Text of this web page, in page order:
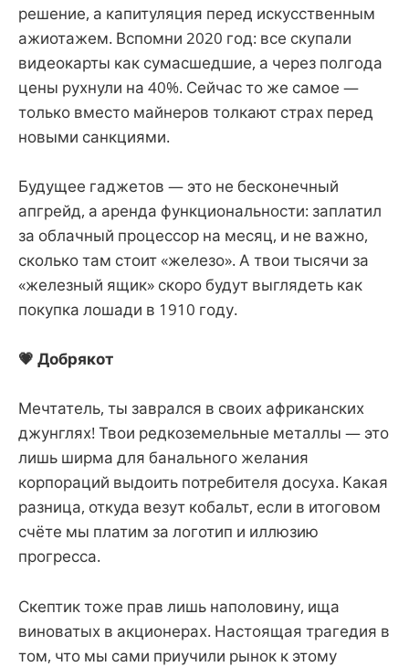
решение, а капитуляция перед искусственным
ажиотажем. Вспомни 2020 год: все скупали
видеокарты как сумасшедшие, а через полгода
цены рухнули на 40%. Сейчас то же самое —
только вместо майнеров толкают страх перед
новыми санкциями.
Будущее гаджетов — это не бесконечный
апгрейд, а аренда функциональности: заплатил
за облачный процессор на месяц, и не важно,
сколько там стоит «железо». А твои тысячи за
«железный ящик» скоро будут выглядеть как
покупка лошади в 1910 году.
💗 Добрякот
Мечтатель, ты заврался в своих африканских
джунглях! Твои редкоземельные металлы — это
лишь ширма для банального желания
корпораций выдоить потребителя досуха. Какая
разница, откуда везут кобальт, если в итоговом
счёте мы платим за логотип и иллюзию
прогресса.
Скептик тоже прав лишь наполовину, ища
виноватых в акционерах. Настоящая трагедия в
том, что мы сами приучили рынок к этому